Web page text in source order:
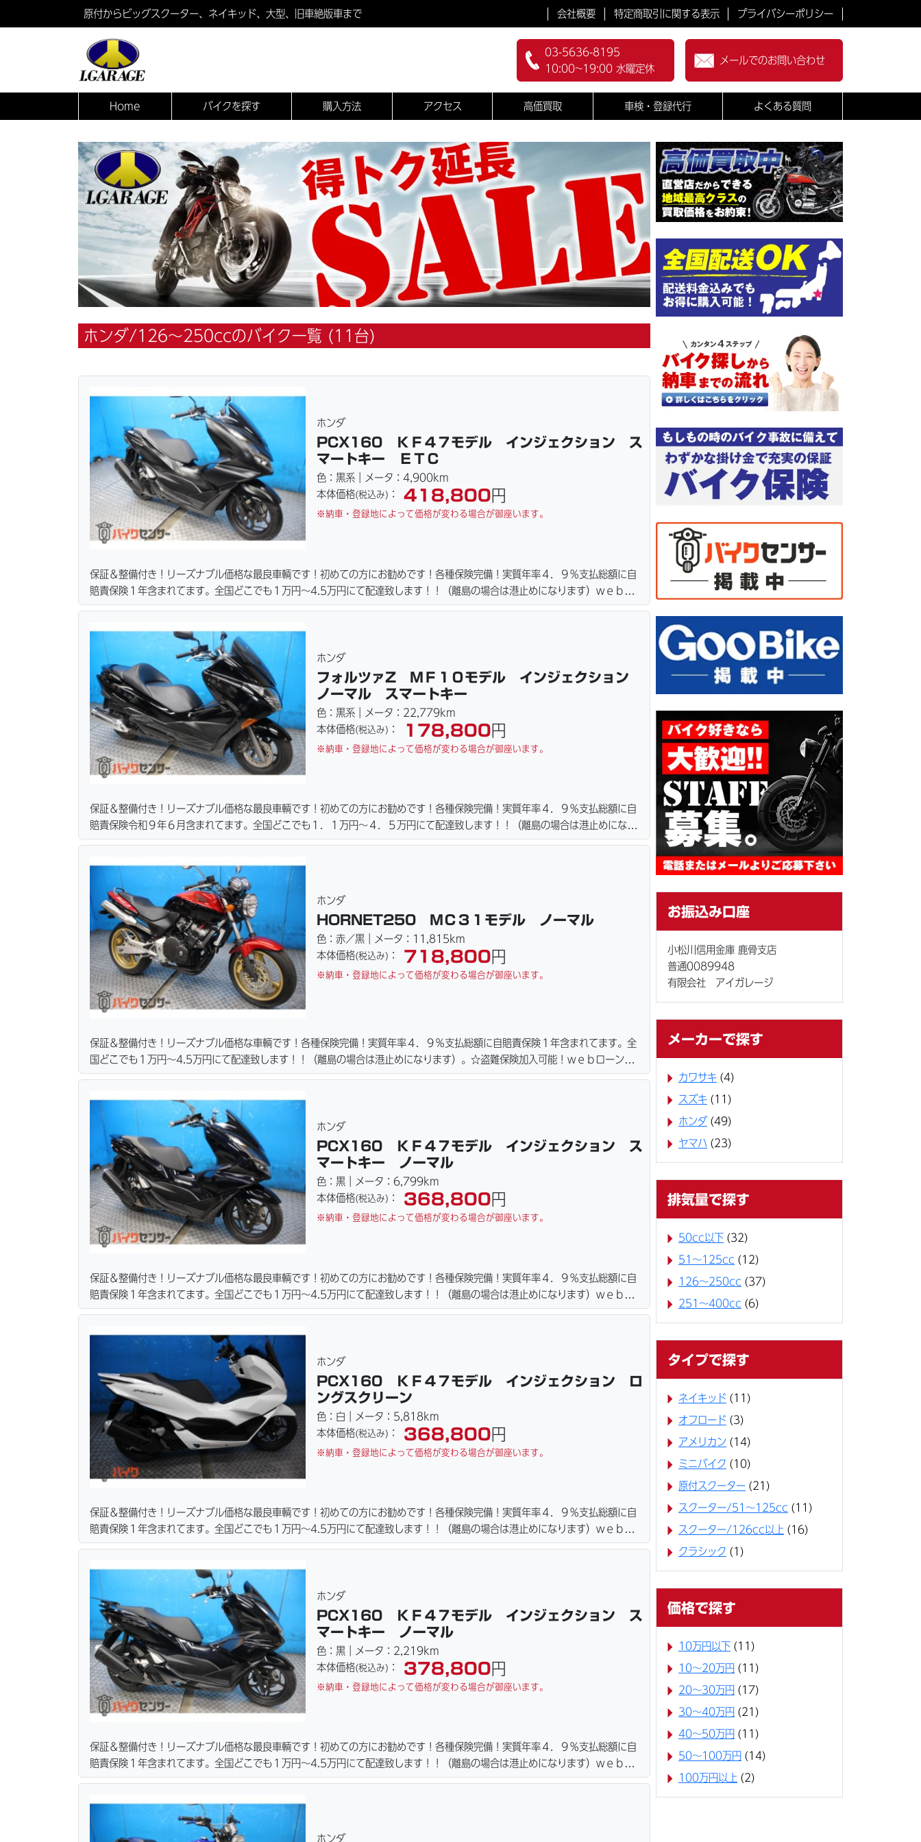
原付からビッグスクーター、ネイキッド、大型、旧車絶版車まで 会社概要 特定商取引に関する表示 プライバシーポリシー
03-5636-8195
10:00~19:00 水曜定休
メールでのお問い合わせ
Home バイクを探す 購入方法 アクセス 高価買取 車検・登録代行 よくある質問
ホンダ/126～250ccのバイク一覧 (11台)
ホンダ
PCX160 ＫＦ４７モデル インジェクション ス
マートキー ＥＴＣ
色：黒系｜メータ：4,900km
本体価格(税込み) ： 418,800円
※納車・登録地によって価格が変わる場合が御座います。
保証＆整備付き！リーズナブル価格な最良車輌です！初めての方にお勧めです！各種保険完備！実質年率４．９％支払総額に自
賠責保険１年含まれてます。全国どこでも１万円〜4.5万円にて配達致します！！（離島の場合は港止めになります）ｗｅｂロ
ーン・カード各種取り扱ってます。タイヤ・ブレーキパッド・ベルト・ウエイトローラー・バッテリー・プラグ・フィルター・
無料サービス行ってます。当社ホームページにて詳細画像見れます。
ホンダ
フォルツァZ ＭＦ１０モデル インジェクション
ノーマル スマートキー
色：黒系｜メータ：22,779km
本体価格(税込み) ： 178,800円
※納車・登録地によって価格が変わる場合が御座います。
保証＆整備付き！リーズナブル価格な最良車輌です！初めての方にお勧めです！各種保険完備！実質年率４．９％支払総額に自
賠責保険令和９年６月含まれてます。全国どこでも１．１万円〜４．５万円にて配達致します！！（離島の場合は港止めになり
ます）ｗｅｂローン・カード・ＰａｙＰａｙ各種取り扱ってます。タイヤ・ブレーキパッド・ベルト・ウエイトローラー・バッ
い。ご契約後の取り置き＆保管無料サービス行ってます。当社ホームページにて詳細画像見れます。
ホンダ
HORNET250 ＭＣ３１モデル ノーマル
色：赤／黒｜メータ：11,815km
本体価格(税込み) ： 718,800円
※納車・登録地によって価格が変わる場合が御座います。
保証＆整備付き！リーズナブル価格な車輌です！各種保険完備！実質年率４．９％支払総額に自賠責保険１年含まれてます。全
国どこでも１万円〜4.5万円にて配達致します！！（離島の場合は港止めになります）。☆盗難保険加入可能！ｗｅｂローン・
カード各種取り扱ってます。仕様変更からレストアまで、お気軽にお問い合わせ下さい。ご契約後の取り置き＆保管無料サービ
ホンダ
PCX160 ＫＦ４７モデル インジェクション ス
マートキー ノーマル
色：黒｜メータ：6,799km
本体価格(税込み) ： 368,800円
※納車・登録地によって価格が変わる場合が御座います。
保証＆整備付き！リーズナブル価格な最良車輌です！初めての方にお勧めです！各種保険完備！実質年率４．９％支払総額に自
賠責保険１年含まれてます。全国どこでも１万円〜4.5万円にて配達致します！！（離島の場合は港止めになります）ｗｅｂロ
ーン・カード各種取り扱ってます。タイヤ・ブレーキパッド・ベルト・ウエイトローラー・バッテリー・プラグ・フィルター・
無料サービス行ってます。当社ホームページにて詳細画像見れます。
ホンダ
PCX160 ＫＦ４７モデル インジェクション ロ
ングスクリーン
色：白｜メータ：5,818km
本体価格(税込み) ： 368,800円
※納車・登録地によって価格が変わる場合が御座います。
保証＆整備付き！リーズナブル価格な最良車輌です！初めての方にお勧めです！各種保険完備！実質年率４．９％支払総額に自
賠責保険１年含まれてます。全国どこでも１万円〜4.5万円にて配達致します！！（離島の場合は港止めになります）ｗｅｂロ
ーン・カード各種取り扱ってます。タイヤ・ブレーキパッド・ベルト・ウエイトローラー・バッテリー・プラグ・フィルター・
無料サービス行ってます。当社ホームページにて詳細画像見れます。
ホンダ
PCX160 ＫＦ４７モデル インジェクション ス
マートキー ノーマル
色：黒｜メータ：2,219km
本体価格(税込み) ： 378,800円
※納車・登録地によって価格が変わる場合が御座います。
保証＆整備付き！リーズナブル価格な最良車輌です！初めての方にお勧めです！各種保険完備！実質年率４．９％支払総額に自
賠責保険１年含まれてます。全国どこでも１万円〜4.5万円にて配達致します！！（離島の場合は港止めになります）ｗｅｂロ
ーン・カード各種取り扱ってます。タイヤ・ブレーキパッド・ベルト・ウエイトローラー・バッテリー・プラグ・フィルター・
無料サービス行ってます。当社ホームページにて詳細画像見れます。
ホンダ
お振込み口座
小松川信用金庫 鹿骨支店
普通0089948
有限会社 アイガレージ
メーカーで探す
カワサキ (4)
スズキ (11)
ホンダ (49)
ヤマハ (23)
排気量で探す
50cc以下 (32)
51～125cc (12)
126～250cc (37)
251～400cc (6)
タイプで探す
ネイキッド (11)
オフロード (3)
アメリカン (14)
ミニバイク (10)
原付スクーター (21)
スクーター/51～125cc (11)
スクーター/126cc以上 (16)
クラシック (1)
価格で探す
10万円以下 (11)
10〜20万円 (11)
20〜30万円 (17)
30〜40万円 (21)
40〜50万円 (11)
50〜100万円 (14)
100万円以上 (2)